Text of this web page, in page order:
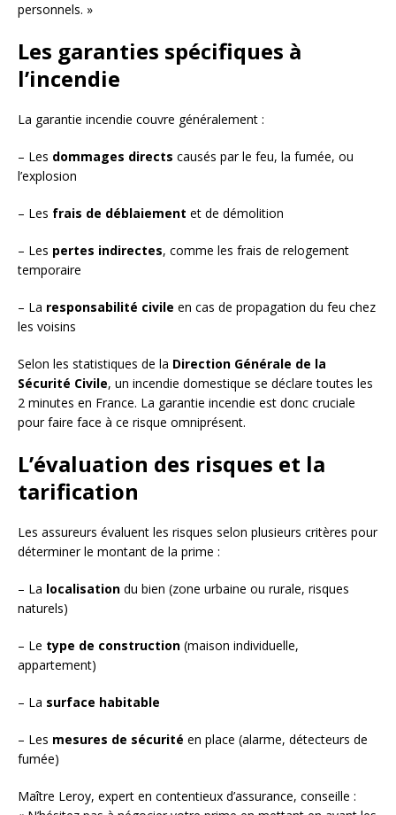
personnels. »
Les garanties spécifiques à
l’incendie
La garantie incendie couvre généralement :
– Les dommages directs causés par le feu, la fumée, ou
l’explosion
– Les frais de déblaiement et de démolition
– Les pertes indirectes, comme les frais de relogement
temporaire
– La responsabilité civile en cas de propagation du feu chez
les voisins
Selon les statistiques de la Direction Générale de la
Sécurité Civile, un incendie domestique se déclare toutes les
2 minutes en France. La garantie incendie est donc cruciale
pour faire face à ce risque omniprésent.
L’évaluation des risques et la
tarification
Les assureurs évaluent les risques selon plusieurs critères pour
déterminer le montant de la prime :
– La localisation du bien (zone urbaine ou rurale, risques
naturels)
– Le type de construction (maison individuelle,
appartement)
– La surface habitable
– Les mesures de sécurité en place (alarme, détecteurs de
fumée)
Maître Leroy, expert en contentieux d’assurance, conseille :